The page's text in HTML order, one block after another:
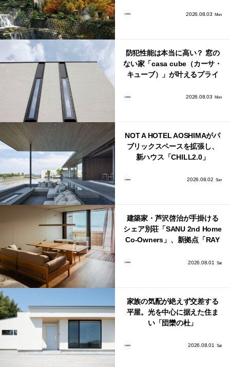
2026.08.03 Mon
防犯性能は本当に高い？ 窓の
ない家「casa cube（カーサ・
キューブ）」が叶えるプライ
2026.08.03 Mon
NOT A HOTEL AOSHIMAがパ
ブリックスペースを拡張し、
新ハウス「CHILL2.0」
2026.08.02 Sun
建築家・芦沢啓治が手掛ける
シェア別荘「SANU 2nd Home
Co-Owners」、新拠点「RAY
2026.08.01 Sat
家族の気配が絶えず交差する
平屋。光を中心に据えた住ま
い「団欒の杜」
2026.08.01 Sat